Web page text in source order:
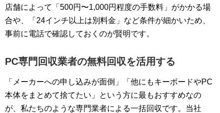
店舗によって「500円〜1,000円程度の手数料」がかかる場
合や、「24インチ以上は別料金」など条件が細かいため、
事前に電話で確認しておくのが賢明です。
PC専門回収業者の無料回収を活用する
「メーカーへの申し込みが面倒」「他にもキーボードやPC
本体をまとめて捨てたい」という方に最もおすすめなの
が、私たちのような専門業者による一括回収です。当社